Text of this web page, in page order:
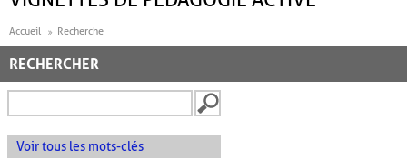
Accueil Recherche
RECHERCHER
Voir tous les mots-clés